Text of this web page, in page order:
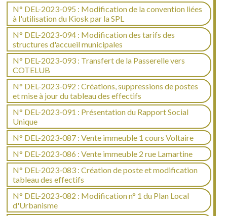
N° DEL-2023-095 : Modification de la convention liées
à l'utilisation du Kiosk par la SPL
N° DEL-2023-094 : Modification des tarifs des
structures d'accueil municipales
N° DEL-2023-093 : Transfert de la Passerelle vers
COTELUB
N° DEL-2023-092 : Créations, suppressions de postes
et mise à jour du tableau des effectifs
N° DEL-2023-091 : Présentation du Rapport Social
Unique
N° DEL-2023-087 : Vente immeuble 1 cours Voltaire
N° DEL-2023-086 : Vente immeuble 2 rue Lamartine
N° DEL-2023-083 : Création de poste et modification
tableau des effectifs
N° DEL-2023-082 : Modification n° 1 du Plan Local
d'Urbanisme